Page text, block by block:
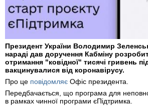
Президент України Володимир
нараді дав доручення Кабміну
отримання "ковідної" тисячі гривень
вакцинувалися від коронавірусу.
Про це повідомляє Офіс президента.
Передбачається, що програма для
в рамках чинної програми єПідтримка.